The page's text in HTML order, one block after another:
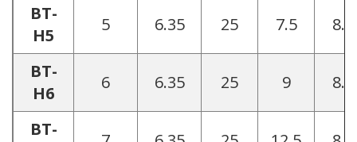
BT-
H5
5 6.35 25 7.5 8.2
BT-
H6
6 6.35 25 9 8.2
BT-